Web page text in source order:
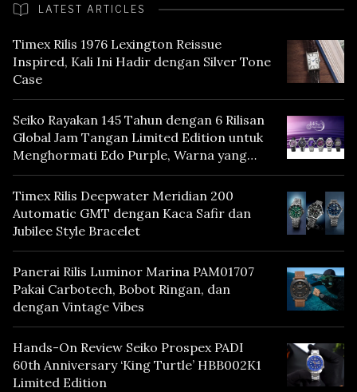
LATEST ARTICLES
Timex Rilis 1976 Lexington Reissue
Inspired, Kali Ini Hadir dengan Silver Tone
Case
Seiko Rayakan 145 Tahun dengan 6 Rilisan
Global Jam Tangan Limited Edition untuk
Menghormati Edo Purple, Warna yang
Mencerminkan Warisan Tokyo
Timex Rilis Deepwater Meridian 200
Automatic GMT dengan Kaca Safir dan
Jubilee Style Bracelet
Panerai Rilis Luminor Marina PAM01707
Pakai Carbotech, Bobot Ringan, dan
dengan Vintage Vibes
Hands-On Review Seiko Prospex PADI
60th Anniversary ‘King Turtle’ HBB002K1
Limited Edition